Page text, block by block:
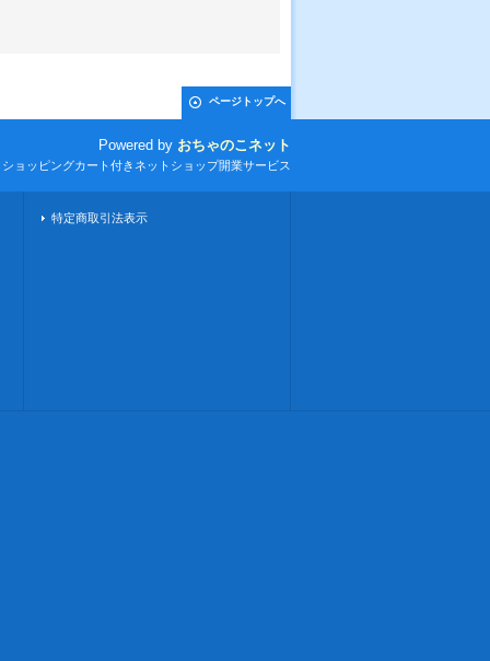
ページトップへ
Powered by おちゃのこネット
ョッピングカート付きネットショップ開業サービス
特定商取引法表示